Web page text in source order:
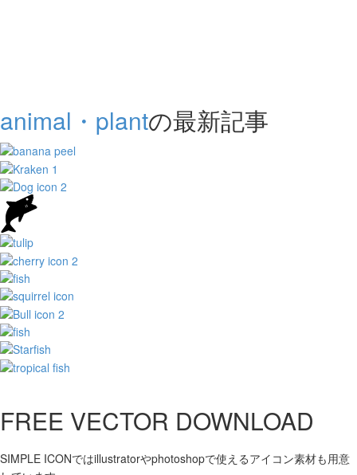
animal・plantの最新記事
FREE VECTOR DOWNLOAD
SIMPLE ICONではillustratorやphotoshopで使えるアイコン素材も用意